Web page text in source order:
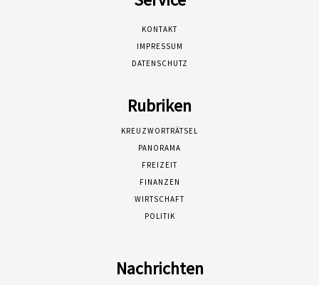
KONTAKT
IMPRESSUM
DATENSCHUTZ
Rubriken
KREUZWORTRÄTSEL
PANORAMA
FREIZEIT
FINANZEN
WIRTSCHAFT
POLITIK
Nachrichten